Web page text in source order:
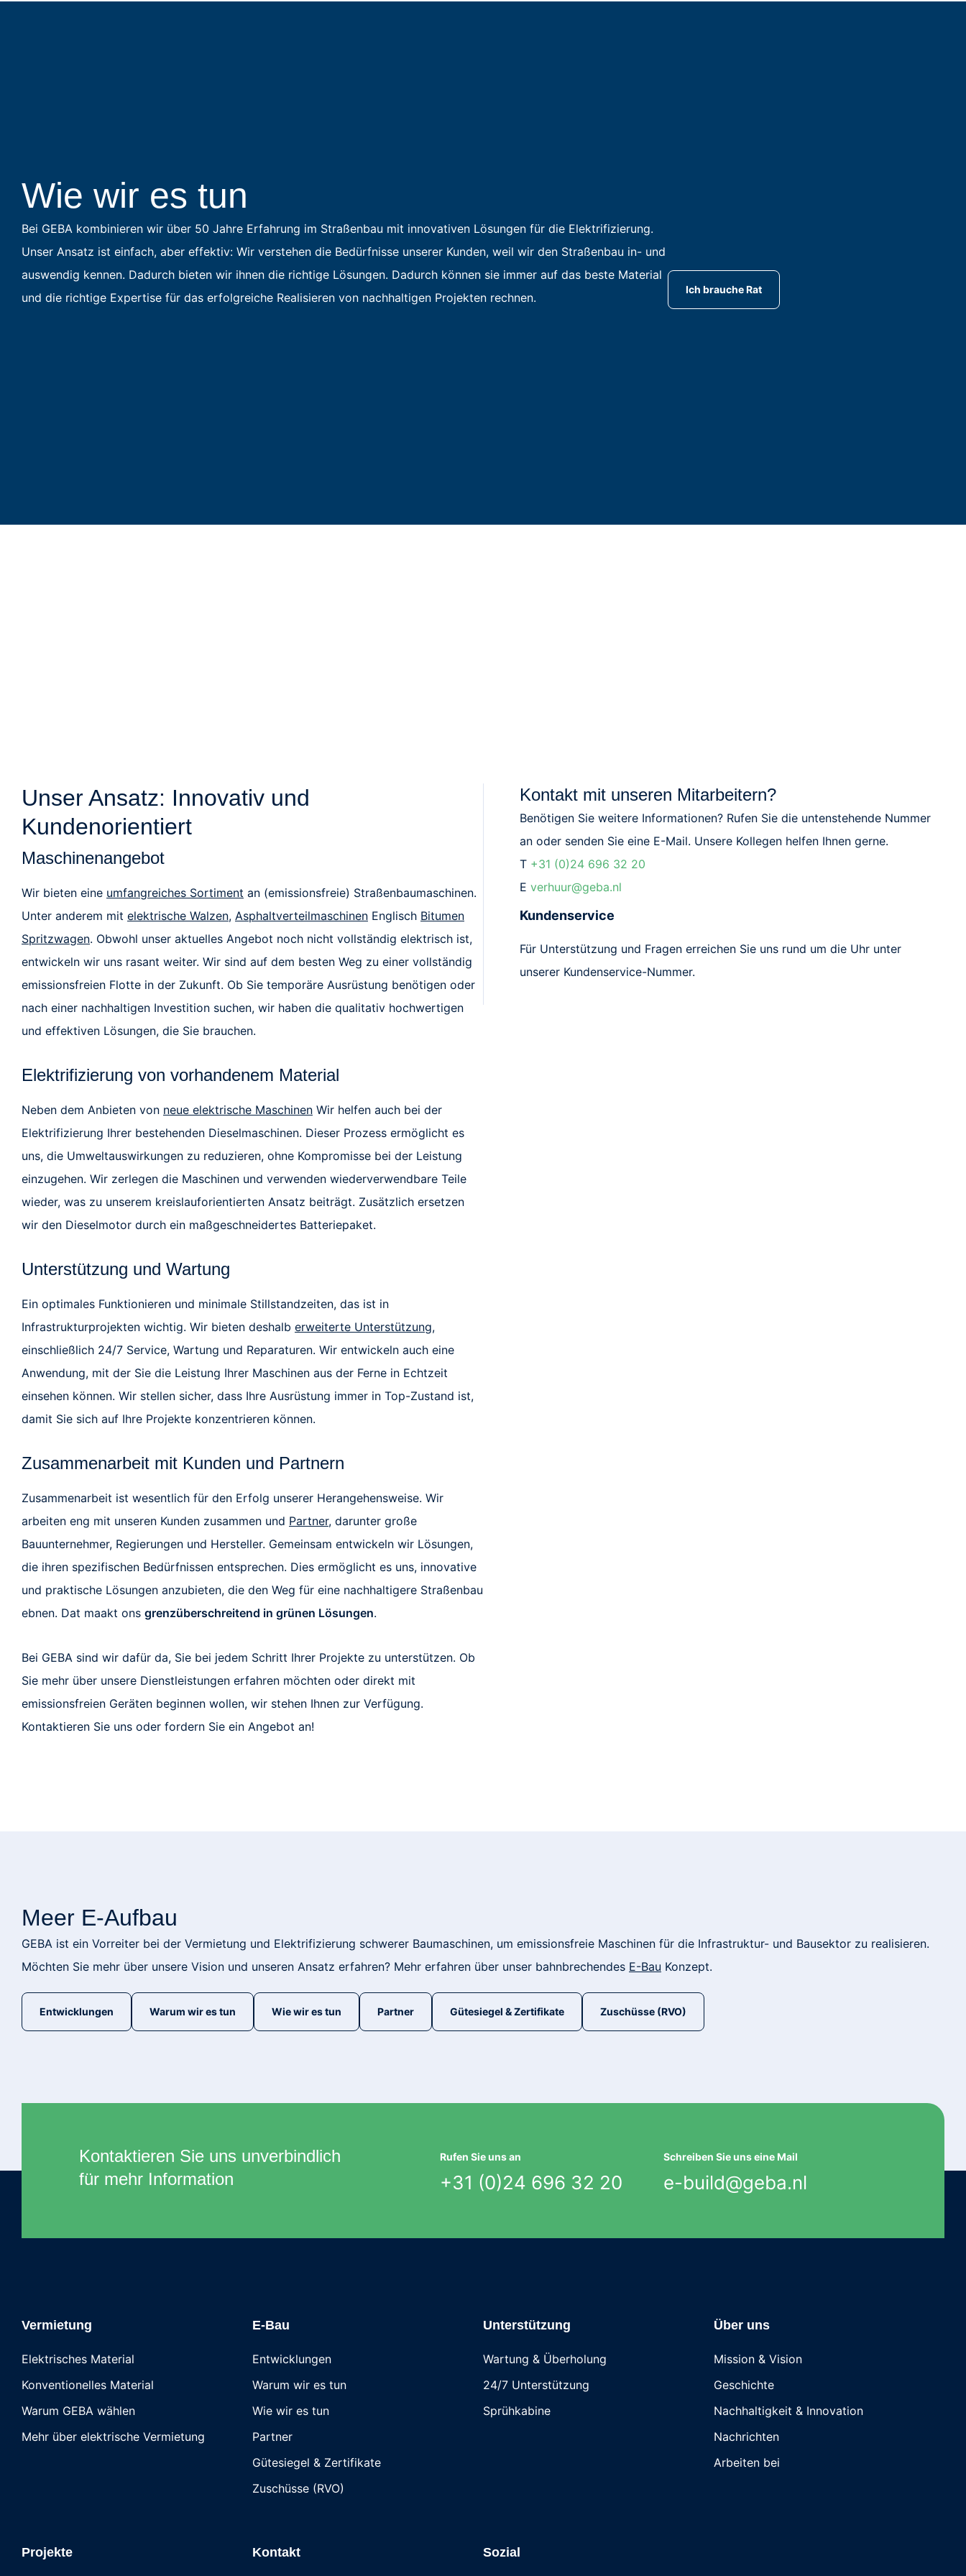
Wie wir es tun
Bei GEBA kombinieren wir über 50 Jahre Erfahrung im Straßenbau mit innovativen Lösungen für die Elektrifizierung.
Unser Ansatz ist einfach, aber effektiv: Wir verstehen die Bedürfnisse unserer Kunden, weil wir den Straßenbau in- und
auswendig kennen. Dadurch bieten wir ihnen die richtige Lösungen. Dadurch können sie immer auf das beste Material
und die richtige Expertise für das erfolgreiche Realisieren von nachhaltigen Projekten rechnen.
Ich brauche Rat
Unser Ansatz: Innovativ und
Kundenorientiert
Maschinenangebot
Wir bieten eine umfangreiches Sortiment an (emissionsfreie) Straßenbaumaschinen.
Unter anderem mit elektrische Walzen, Asphaltverteilmaschinen Englisch Bitumen
Spritzwagen. Obwohl unser aktuelles Angebot noch nicht vollständig elektrisch ist,
entwickeln wir uns rasant weiter. Wir sind auf dem besten Weg zu einer vollständig
emissionsfreien Flotte in der Zukunft. Ob Sie temporäre Ausrüstung benötigen oder
nach einer nachhaltigen Investition suchen, wir haben die qualitativ hochwertigen
und effektiven Lösungen, die Sie brauchen.
Elektrifizierung von vorhandenem Material
Neben dem Anbieten von neue elektrische Maschinen Wir helfen auch bei der
Elektrifizierung Ihrer bestehenden Dieselmaschinen. Dieser Prozess ermöglicht es
uns, die Umweltauswirkungen zu reduzieren, ohne Kompromisse bei der Leistung
einzugehen. Wir zerlegen die Maschinen und verwenden wiederverwendbare Teile
wieder, was zu unserem kreislauforientierten Ansatz beiträgt. Zusätzlich ersetzen
wir den Dieselmotor durch ein maßgeschneidertes Batteriepaket.
Unterstützung und Wartung
Ein optimales Funktionieren und minimale Stillstandzeiten, das ist in
Infrastrukturprojekten wichtig. Wir bieten deshalb erweiterte Unterstützung,
einschließlich 24/7 Service, Wartung und Reparaturen. Wir entwickeln auch eine
Anwendung, mit der Sie die Leistung Ihrer Maschinen aus der Ferne in Echtzeit
einsehen können. Wir stellen sicher, dass Ihre Ausrüstung immer in Top-Zustand ist,
damit Sie sich auf Ihre Projekte konzentrieren können.
Zusammenarbeit mit Kunden und Partnern
Zusammenarbeit ist wesentlich für den Erfolg unserer Herangehensweise. Wir
arbeiten eng mit unseren Kunden zusammen und Partner, darunter große
Bauunternehmer, Regierungen und Hersteller. Gemeinsam entwickeln wir Lösungen,
die ihren spezifischen Bedürfnissen entsprechen. Dies ermöglicht es uns, innovative
und praktische Lösungen anzubieten, die den Weg für eine nachhaltigere Straßenbau
ebnen. Dat maakt ons grenzüberschreitend in grünen Lösungen.
Bei GEBA sind wir dafür da, Sie bei jedem Schritt Ihrer Projekte zu unterstützen. Ob
Sie mehr über unsere Dienstleistungen erfahren möchten oder direkt mit
emissionsfreien Geräten beginnen wollen, wir stehen Ihnen zur Verfügung.
Kontaktieren Sie uns oder fordern Sie ein Angebot an!
Kontakt mit unseren Mitarbeitern?
Benötigen Sie weitere Informationen? Rufen Sie die untenstehende Nummer
an oder senden Sie eine E-Mail. Unsere Kollegen helfen Ihnen gerne.
T +31 (0)24 696 32 20
E verhuur@geba.nl
Kundenservice
Für Unterstützung und Fragen erreichen Sie uns rund um die Uhr unter
unserer Kundenservice-Nummer.
Meer E-Aufbau
GEBA ist ein Vorreiter bei der Vermietung und Elektrifizierung schwerer Baumaschinen, um emissionsfreie Maschinen für die Infrastruktur- und Bausektor zu realisieren.
Möchten Sie mehr über unsere Vision und unseren Ansatz erfahren? Mehr erfahren über unser bahnbrechendes E-Bau Konzept.
Entwicklungen Warum wir es tun Wie wir es tun Partner Gütesiegel & Zertifikate Zuschüsse (RVO)
Kontaktieren Sie uns unverbindlich
für mehr Information
Rufen Sie uns an
+31 (0)24 696 32 20
Schreiben Sie uns eine Mail
e-build@geba.nl
Vermietung
Elektrisches Material
Konventionelles Material
Warum GEBA wählen
Mehr über elektrische Vermietung
E-Bau
Entwicklungen
Warum wir es tun
Wie wir es tun
Partner
Gütesiegel & Zertifikate
Zuschüsse (RVO)
Unterstützung
Wartung & Überholung
24/7 Unterstützung
Sprühkabine
Über uns
Mission & Vision
Geschichte
Nachhaltigkeit & Innovation
Nachrichten
Arbeiten bei
Projekte Kontakt Sozial